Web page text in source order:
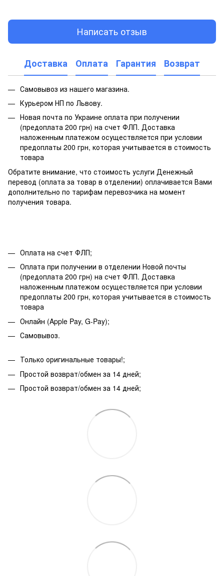
Написать отзыв
Доставка Оплата Гарантия Возврат
Самовывоз из нашего магазина.
Курьером НП по Львову.
Новая почта по Украине оплата при получении
(предоплата 200 грн) на счет ФЛП. Доставка
наложенным платежом осуществляется при условии
предоплаты 200 грн, которая учитывается в стоимость
товара
Обратите внимание, что стоимость услуги Денежный
перевод (оплата за товар в отделении) оплачивается Вами
дополнительно по тарифам перевозчика на момент
получения товара.
Оплата на счет ФЛП;
Оплата при получении в отделении Новой почты
(предоплата 200 грн) на счет ФЛП. Доставка
наложенным платежом осуществляется при условии
предоплаты 200 грн, которая учитывается в стоимость
товара
Онлайн (Apple Pay, G-Pay);
Самовывоз.
Только оригинальные товары!;
Простой возврат/обмен за 14 дней;
Простой возврат/обмен за 14 дней;